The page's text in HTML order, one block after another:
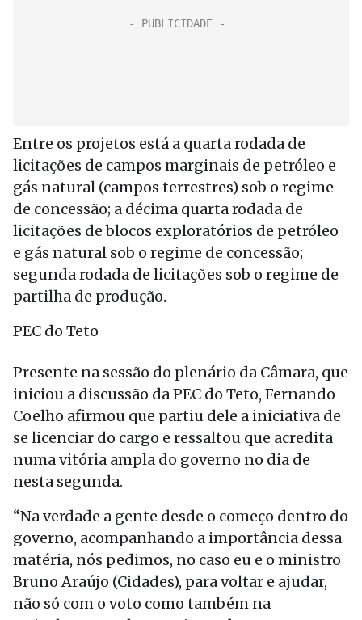
Entre os projetos está a quarta rodada de
licitações de campos marginais de petróleo e
gás natural (campos terrestres) sob o regime
de concessão; a décima quarta rodada de
licitações de blocos exploratórios de petróleo
e gás natural sob o regime de concessão;
segunda rodada de licitações sob o regime de
partilha de produção.
PEC do Teto
Presente na sessão do plenário da Câmara, que
iniciou a discussão da PEC do Teto, Fernando
Coelho afirmou que partiu dele a iniciativa de
se licenciar do cargo e ressaltou que acredita
numa vitória ampla do governo no dia de
nesta segunda.
“Na verdade a gente desde o começo dentro do
governo, acompanhando a importância dessa
matéria, nós pedimos, no caso eu e o ministro
Bruno Araújo (Cidades), para voltar e ajudar,
não só com o voto como também na